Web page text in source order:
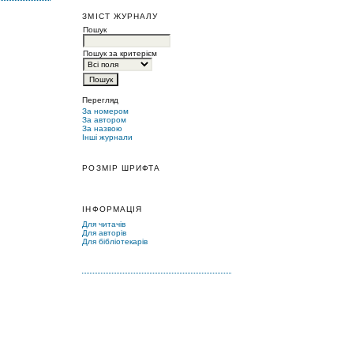
ЗМІСТ ЖУРНАЛУ
Пошук
Пошук за критерієм
Перегляд
За номером
За автором
За назвою
Інші журнали
РОЗМІР ШРИФТА
ІНФОРМАЦІЯ
Для читачів
Для авторів
Для бібліотекарів